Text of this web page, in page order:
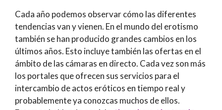
Cada año podemos observar cómo las diferentes
tendencias van y vienen. En el mundo del erotismo
también se han producido grandes cambios en los
últimos años. Esto incluye también las ofertas en el
ámbito de las cámaras en directo. Cada vez son más
los portales que ofrecen sus servicios para el
intercambio de actos eróticos en tiempo real y
probablemente ya conozcas muchos de ellos.